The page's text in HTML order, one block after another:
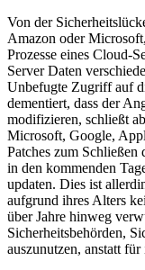
Von der
Amazon oder
Prozesse eines Cloud-
Server Daten
Unbefugte Zugriff auf
dementiert, dass der
modifizieren, schließt
Microsoft, Google,
Patches zum Schließen
in den kommenden
updaten. Dies ist
aufgrund ihres Alters
über Jahre hinweg
Sicherheitsbehörden,
auszunutzen, anstatt